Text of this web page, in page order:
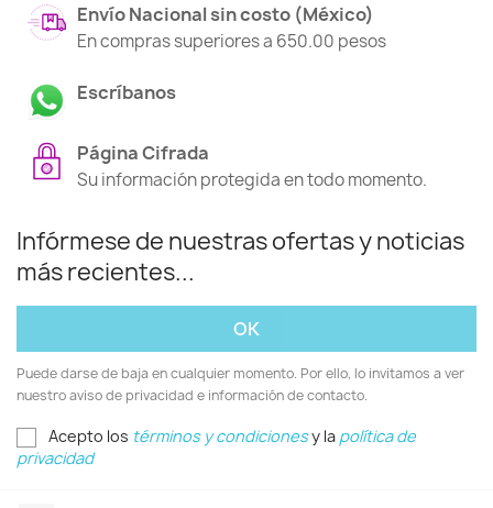
Envío Nacional sin costo (México)
En compras superiores a 650.00 pesos
Escríbanos
Página Cifrada
Su información protegida en todo momento.
Infórmese de nuestras ofertas y noticias
más recientes...
Puede darse de baja en cualquier momento. Por ello, lo invitamos a ver
nuestro aviso de privacidad e información de contacto.
Acepto los términos y condicionesy la política de
privacidad